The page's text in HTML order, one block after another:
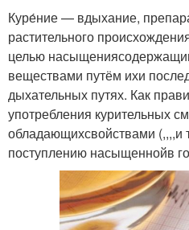
Куре́ние — вдыхание,
растительного
целью
веществами путём ихи
дыхательных путях. Как
употребления курительных
обладающихсвойствами (,,,,и
поступлению насыщеннойв